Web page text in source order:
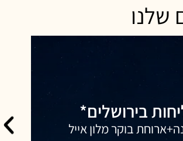
שלנו
בירושלים*
בוקר מלון אייל